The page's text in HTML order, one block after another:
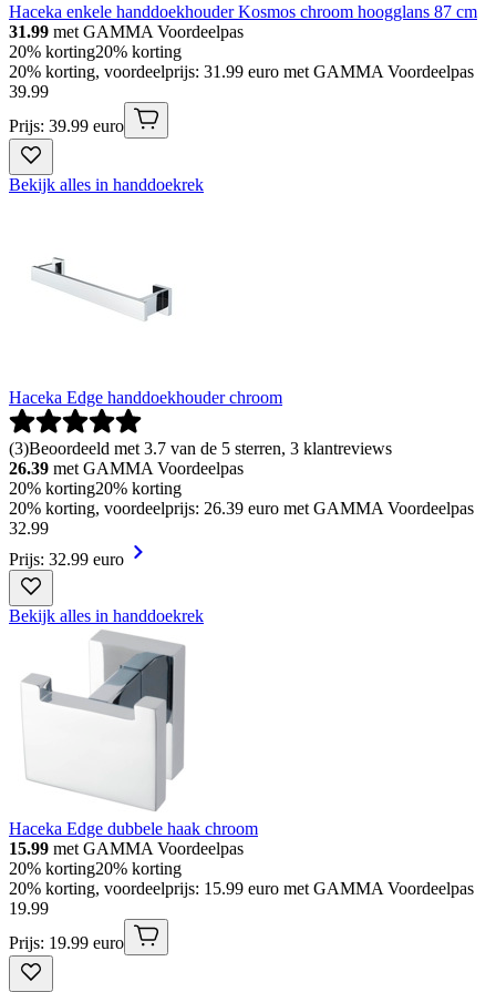
Haceka enkele handdoekhouder Kosmos chroom hoogglans 87 cm
31.99 met GAMMA Voordeelpas
20% korting20% korting
20% korting, voordeelprijs: 31.99 euro met GAMMA Voordeelpas
39.99
Prijs: 39.99 euro
Bekijk alles in handdoekrek
Haceka Edge handdoekhouder chroom
(3)Beoordeeld met 3.7 van de 5 sterren, 3 klantreviews
26.39 met GAMMA Voordeelpas
20% korting20% korting
20% korting, voordeelprijs: 26.39 euro met GAMMA Voordeelpas
32.99
Prijs: 32.99 euro
Bekijk alles in handdoekrek
Haceka Edge dubbele haak chroom
15.99 met GAMMA Voordeelpas
20% korting20% korting
20% korting, voordeelprijs: 15.99 euro met GAMMA Voordeelpas
19.99
Prijs: 19.99 euro